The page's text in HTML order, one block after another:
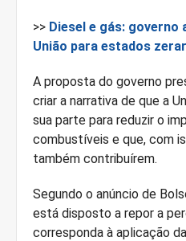
>> Diesel e gás: governo
União para estados
A proposta do governo
criar a narrativa de que a
sua parte para reduzir o
combustíveis e que, com
também contribuírem.
Segundo o anúncio de
está disposto a repor a
corresponda à aplicação